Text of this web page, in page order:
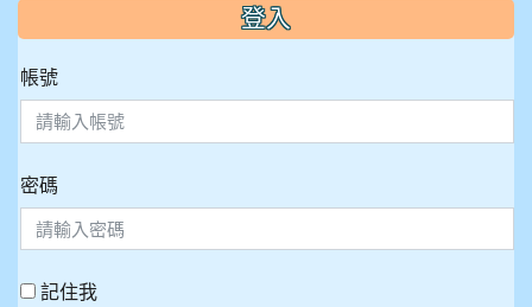
::: 登入
帳號
密碼
記住我